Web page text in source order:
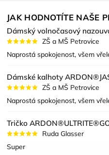
JAK HODNOTÍTE NAŠE
Dámský volnočasový
ZŠ a MŠ Petrovice
Naprostá spokojenost, všem
Dámské kalhoty
ZŠ a MŠ Petrovice
Naprostá spokojenost, všem
Tričko
Ruda Glasser
Super